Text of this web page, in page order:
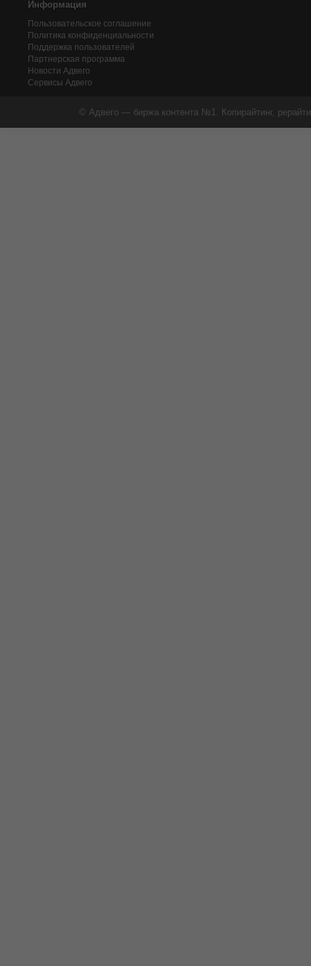
Информация
Пользовательское соглашение
Политика конфиденциальности
Поддержка пользователей
Партнерская программа
Новости Адвего
Сервисы Адвего
© Адвего — биржа контента №1. Копирайтинг,